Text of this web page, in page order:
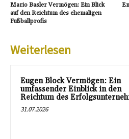
Mario Basler Vermögen: Ein Blick
auf den Reichtum des ehemaligen
Fußballprofis
Weiterlesen
Eugen Block Vermögen: Ein
umfassender Einblick in den
Reichtum des
31.07.2026